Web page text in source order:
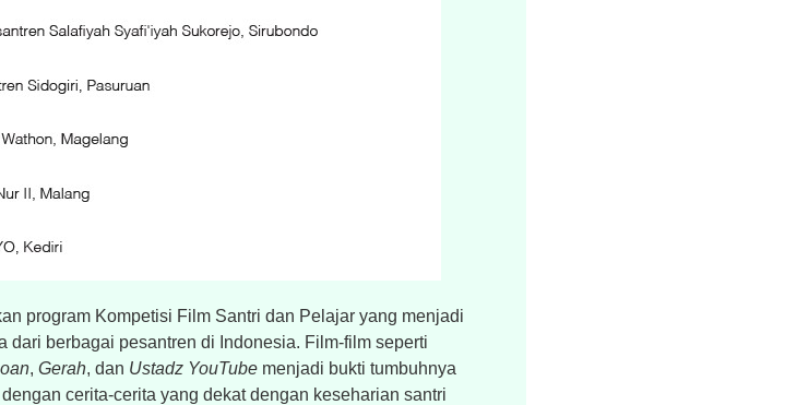
program Kompetisi Film Santri dan Pelajar yang menjadi
dari berbagai pesantren di Indonesia. Film-film seperti
, Gerah, dan Ustadz YouTubemenjadi bukti tumbuhnya
cerita-cerita yang dekat dengan keseharian santri